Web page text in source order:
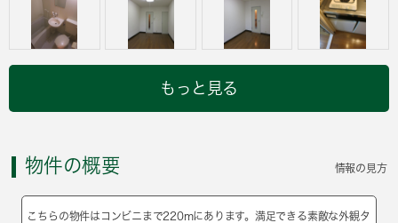
もっと見る
物件の概要 情報の見方
こちらの物件はコンビニまで220mにあります。満足できる素敵な外観タ